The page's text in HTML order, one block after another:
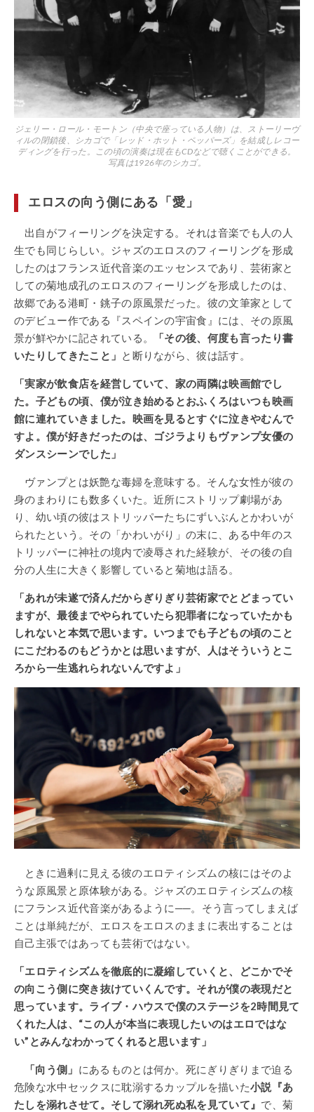
ジェリー・ロール・モートン（中央で座っている人物）は、ストーリーヴ
ィルの閉鎖後、シカゴで「レッド・ホット・ペッパーズ」を結成しレコー
ディングを行った。この頃の演奏は現在もCDなどで聴くことができる。
写真は1926年のシカゴ。
エロスの向う側にある「愛」
出自がフィーリングを決定する。それは音楽でも人の人
生でも同じらしい。ジャズのエロスのフィーリングを形成
したのはフランス近代音楽のエッセンスであり、芸術家と
しての菊地成孔のエロスのフィーリングを形成したのは、
故郷である港町・銚子の原風景だった。彼の文筆家として
のデビュー作である『スペインの宇宙食』には、その原風
景が鮮やかに記されている。
「その後、何度も言ったり書
いたりしてきたこと」 と断りながら、彼は話す。
「実家が飲食店を経営していて、家の両隣は映画館でし
た。子どもの頃、僕が泣き始めるとおふくろはいつも映画
館に連れていきました。映画を見るとすぐに泣きやむんで
すよ。僕が好きだったのは、ゴジラよりもヴァンプ女優の
ダンスシーンでした」
ヴァンプとは妖艶な毒婦を意味する。そんな女性が彼の
身のまわりにも数多くいた。近所にストリップ劇場があ
り、幼い頃の彼はストリッパーたちにずいぶんとかわいが
られたという。その「かわいがり」の末に、ある中年のス
トリッパーに神社の境内で凌辱された経験が、その後の自
分の人生に大きく影響していると菊地は語る。
「あれが未遂で済んだからぎりぎり芸術家でとどまってい
ますが、最後までやられていたら犯罪者になっていたかも
しれないと本気で思います。いつまでも子どもの頃のこと
にこだわるのもどうかとは思いますが、人はそういうとこ
ろから一生逃れられないんですよ」
ときに過剰に見える彼のエロティシズムの核にはそのよ
うな原風景と原体験がある。ジャズのエロティシズムの核
にフランス近代音楽があるように──。そう言ってしまえば
ことは単純だが、エロスをエロスのままに表出することは
自己主張ではあっても芸術ではない。
「エロティシズムを徹底的に凝縮していくと、どこかでそ
の向こう側に突き抜けていくんです。それが僕の表現だと
思っています。ライブ・ハウスで僕のステージを2時間見て
くれた人は、“この人が本当に表現したいのはエロではな
い”とみんなわかってくれると思います」
「向う側」 にあるものとは何か。死にぎりぎりまで迫る
危険な水中セックスに耽溺するカップルを描いた小説『あ
たしを溺れさせて。そして溺れ死ぬ私を見ていて』 で、菊